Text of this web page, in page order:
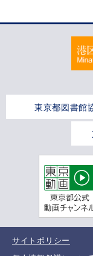
東京都図書館
サイトポリシー